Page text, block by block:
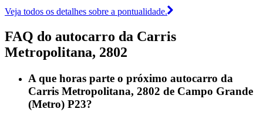
Veja todos os detalhes sobre a pontualidade.
FAQ do autocarro da Carris
Metropolitana, 2802
A que horas parte o próximo autocarro da
Carris Metropolitana, 2802 de Campo Grande
(Metro) P23?